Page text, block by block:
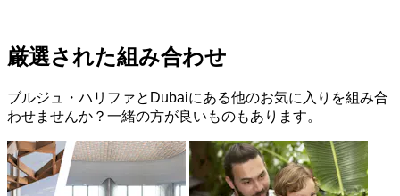
厳選された組み合わせ
ブルジュ・ハリファとDubaiにある他のお気に入りを組み合
わせませんか？一緒の方が良いものもあります。